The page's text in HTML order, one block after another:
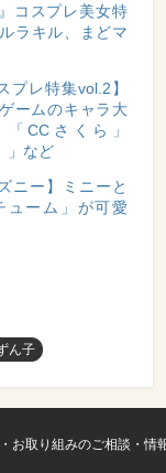
コスプレ美女特
ラキル、まどマ
プレ特集vol.2】
ームのキャラ大
CCさくら」
」など
ニー】ミニーと
ューム」が可愛
ん子
お取り組みのご相談・情